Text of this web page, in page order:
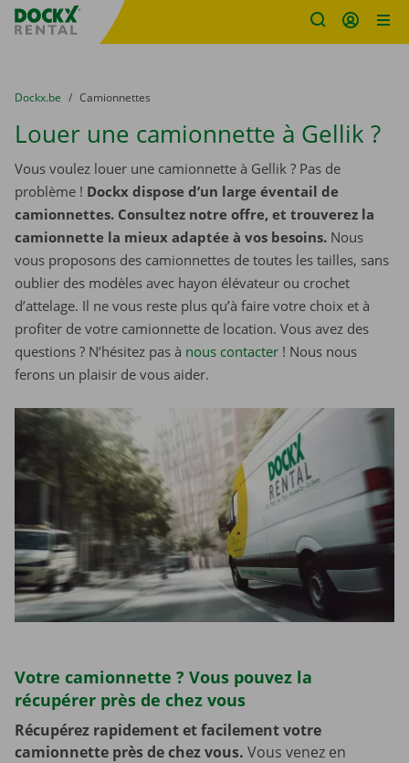
sitename
You are here:
du
Dockx.be to
Camionnettes
Louer une camionnette à Gellik ?
Vous voulez louer une camionnette à Gellik ? Pas de
problème ! Dockx dispose d’un large éventail de
camionnettes. Consultez notre offre, et trouverez la
camionnette la mieux adaptée à vos besoins. Nous
vous proposons des camionnettes de toutes les tailles, sans
oublier des modèles avec hayon élévateur ou crochet
d’attelage. Il ne vous reste plus qu’à faire votre choix et à
profiter de votre camionnette de location. Vous avez des
questions ? N’hésitez pas à nous contacter ! Nous nous
ferons un plaisir de vous aider.
Votre camionnette ? Vous pouvez la
récupérer près de chez vous
Récupérez rapidement et facilement votre
camionnette près de chez vous. Vous venez en